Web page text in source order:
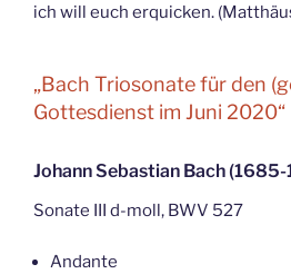
ich will euch erquicken.
„Bach Triosonate für den
Gottesdienst im Juni 2020“
Johann Sebastian Bach
Sonate III d-moll, BWV 527
Andante